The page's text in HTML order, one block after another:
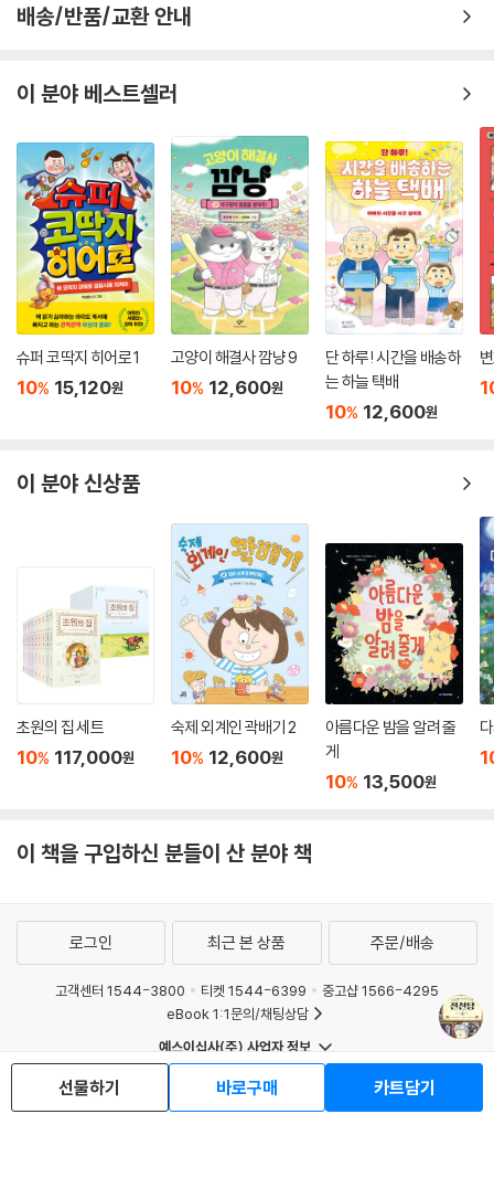
배송/반품/교환 안내
이 분야 베스트셀러
슈퍼 코딱지 히어로 1
10% 15,120원
고양이 해결사 깜냥 9
10% 12,600원
단 하루! 시간을 배송하
는 하늘 택배
10% 12,600원
이 분야 신상품
초원의 집 세트
10% 117,000원
숙제 외계인 곽배기 2
10% 12,600원
아름다운 밤을 알려 줄
게
10% 13,500원
이 책을 구입하신 분들이 산 분야 책
선물하기 바로구매 카트담기
로그인 최근 본 상품 주문/배송
고객센터 1544-3800 티켓 1544-6399
중고샵 1566-4295
eBook 1:1문의/채팅상담
예스이십사(주) 사업자 정보
이용약관
개인정보처리방침
청소년보호정책
회사소개
거래처관계자께